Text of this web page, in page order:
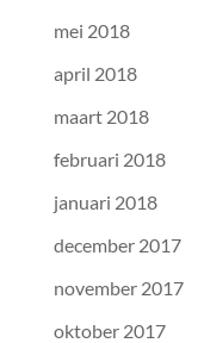
mei 2018
april 2018
maart 2018
februari 2018
januari 2018
december 2017
november 2017
oktober 2017